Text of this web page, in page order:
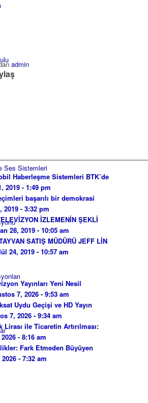
Ses Sistemleri
admin
Haberleşme Sistemleri BTK’de
2019 - 1:49 pm
başarılı bir demokrasi
2019 - 3:32 pm
İZLEMENİN ŞEKLİ
28, 2019 - 10:05 am
SATIŞ MÜDÜRÜ JEFF LİN
24, 2019 - 10:57 am
Yayınları Yeni Nesil
7, 2026 - 9:53 am
Uydu Geçişi ve HD Yayın
7, 2026 - 9:34 am
Lirası ile Ticaretin Artırılması:
- 8:16 am
Fark Etmeden Büyüyen
- 7:32 am